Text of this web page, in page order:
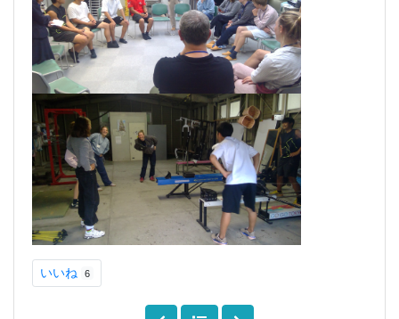
いいね 6